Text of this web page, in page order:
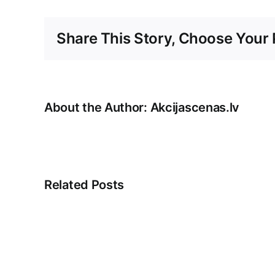
Share This Story, Choose Your
About the Author: Akcijascenas.lv
Related Posts